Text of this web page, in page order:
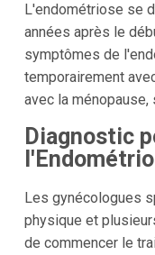
L'endométriose se
années après le
symptômes de
temporairement
avec la
Diagnostic
Les gynécologues
physique et
de commencer le